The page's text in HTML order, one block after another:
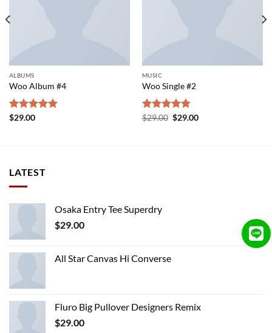
ALBUMS
Woo Album #4
Rated
$29.00
MUSIC
Woo Single #2
Rated 4.75
$29.00 Original
$29.00Current
LATEST
Osaka Entry Tee Superdry
$29.00
All Star Canvas Hi Converse
Fluro Big Pullover Designers Remix
$29.00